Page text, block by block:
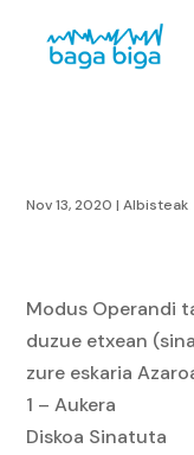
Nov 13, 2020 |Albisteak
Modus Operandi
duzue etxean
zure eskaria
1 – Aukera
Diskoa Sinatuta